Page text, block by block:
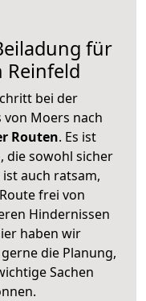
für
Reinfeld
bei der
Moers nach
Routen. Es ist
die sowohl sicher
auch ratsam,
frei von
Hindernissen
haben wir
die Planung,
Sachen